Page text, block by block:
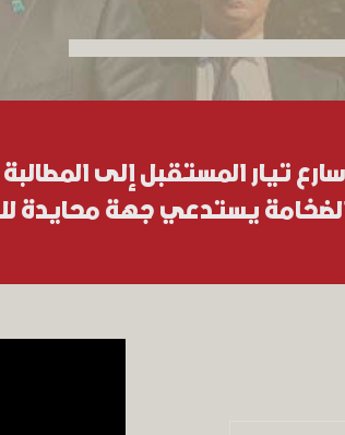
تيار المستقبل إلى
يستدعي جهة محايدة